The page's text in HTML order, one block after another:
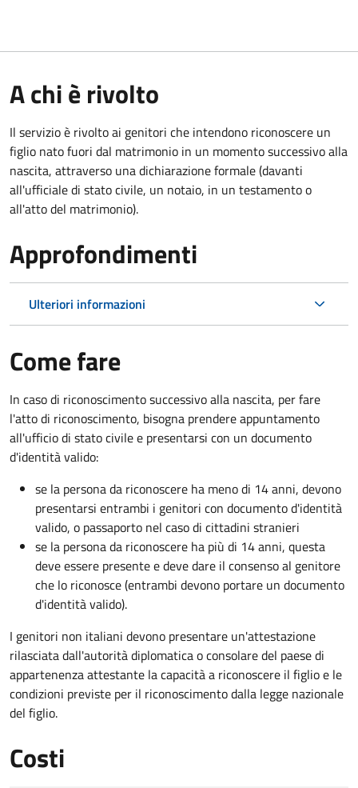
A chi è rivolto
Il servizio è rivolto ai genitori che intendono riconoscere un
figlio nato fuori dal matrimonio in un momento successivo alla
nascita, attraverso una dichiarazione formale (davanti
all'ufficiale di stato civile, un notaio, in un testamento o
all'atto del matrimonio).
Approfondimenti
Ulteriori informazioni
Come fare
In caso di riconoscimento successivo alla nascita, per fare
l'atto di riconoscimento, bisogna prendere appuntamento
all'ufficio di stato civile e presentarsi con un documento
d'identità valido:
se la persona da riconoscere ha meno di 14 anni, devono
presentarsi entrambi i genitori con documento d'identità
valido, o passaporto nel caso di cittadini stranieri
se la persona da riconoscere ha più di 14 anni, questa
deve essere presente e deve dare il consenso al genitore
che lo riconosce (entrambi devono portare un documento
d'identità valido).
I genitori non italiani devono presentare un'attestazione
rilasciata dall'autorità diplomatica o consolare del paese di
appartenenza attestante la capacità a riconoscere il figlio e le
condizioni previste per il riconoscimento dalla legge nazionale
del figlio.
Costi